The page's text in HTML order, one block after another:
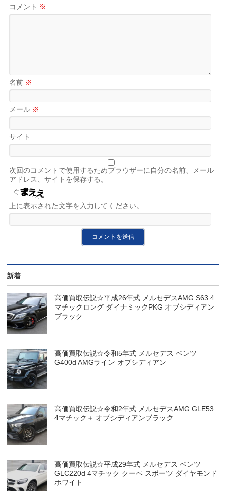
コメント ※
名前 ※
メール ※
サイト
次回のコメントで使用するためブラウザーに自分の名前、メール
アドレス、サイトを保存する。
上に表示された文字を入力してください。
新着
高価買取伝説☆平成26年式 メルセデスAMG S63 4
マチックロング ダイナミックPKG オブシディアン
ブラック
高価買取伝説☆令和5年式 メルセデス ベンツ
G400d AMGライン オブシディアン
高価買取伝説☆令和2年式 メルセデスAMG GLE53
4マチック＋ オブシディアンブラック
高価買取伝説☆平成29年式 メルセデス ベンツ
GLC220d 4マチック クーペ スポーツ ダイヤモンド
ホワイト